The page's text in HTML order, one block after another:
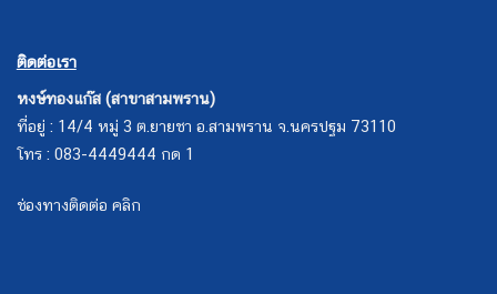
ติดต่อเรา
หงษ์ทองแก๊ส (สาขาสามพราน)
ที่อยู่ : 14/4 หมู่ 3 ต.ยายชา อ.สามพราน จ.นครปฐม 73110
โทร : 083-4449444 กด 1
ช่องทางติดต่อ คลิก